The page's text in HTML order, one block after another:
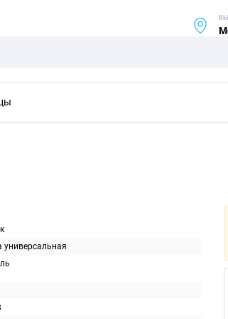
универсальная